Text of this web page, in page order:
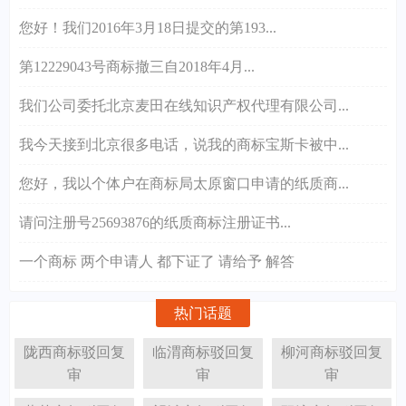
您好！我们2016年3月18日提交的第193...
第12229043号商标撤三自2018年4月...
我们公司委托北京麦田在线知识产权代理有限公司...
我今天接到北京很多电话，说我的商标宝斯卡被中...
您好，我以个体户在商标局太原窗口申请的纸质商...
请问注册号25693876的纸质商标注册证书...
一个商标 两个申请人 都下证了 请给予 解答
热门话题
陇西商标驳回复
审
临渭商标驳回复
审
柳河商标驳回复
审